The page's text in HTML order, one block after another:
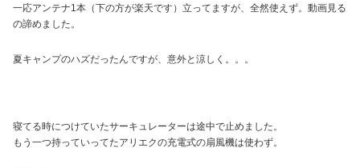
一応アンテナ1本（下の方が楽天です）立ってますが、全然使えず。動画見る
の諦めました。
夏キャンプのハズだったんですが、意外と涼しく。。。
寝てる時につけていたサーキュレーターは途中で止めました。
もう一つ持っていってたアリエクの充電式の扇風機は使わず。